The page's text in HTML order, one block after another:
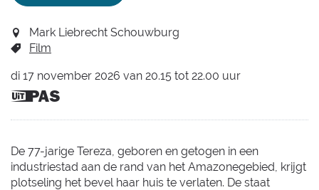
Mark Liebrecht Schouwburg
Film
di 17 november 2026 van 20.15 tot 22.00 uur
Dit is
De 77-jarige Tereza, geboren en getogen in een
industriestad aan de rand van het Amazonegebied, krijgt
plotseling het bevel haar huis te verlaten. De staat